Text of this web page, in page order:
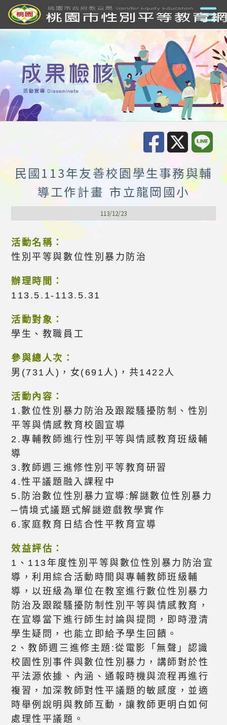
民國113年友善校園學生事務與輔
導工作計畫 市立龍岡國小
113/12/23
活動名稱：
性別平等與數位性別暴力防治
辦理時間：
113.5.1-113.5.31
活動對象：
學生、教職員工
參與總人次：
男(731人)，女(691人)，共1422人
活動內容：
1.數位性別暴力防治及跟蹤騷擾防制、性別
平等與情感教育校園宣導
2.專輔教師進行性別平等與情感教育班級輔
導
3.教師週三進修性別平等教育研習
4.性平議題融入課程中
5.防治數位性別暴力宣導:解謎數位性別暴力
─情境式議題式解謎遊戲教學實作
6.家庭教育日結合性平教育宣導
效益評估：
1、113年度性別平等與數位性別暴力防治宣
導，利用綜合活動時間與專輔教師班級輔
導，以班級為單位在教室進行數位性別暴力
防治及跟蹤騷擾防制性別平等與情感教育，
在宣導當下進行師生討論與提問，即時澄清
學生疑問，也能立即給予學生回饋。
2、教師週三進修主題:從電影「無聲」認識
校園性別事件與數位性別暴力，講師對於性
平法源依據、內涵、通報時機與流程再進行
複習，加深教師對性平議題的敏感度，並適
時舉例說明與教師互動，讓教師更明白如何
處理性平議題。